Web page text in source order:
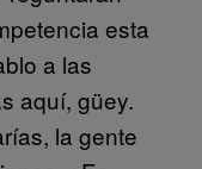
esta
a las
aquí, güey.
la gente